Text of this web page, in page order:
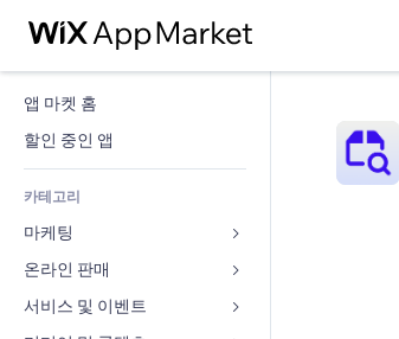
앱 마켓 홈
할인 중인 앱
카테고리
마케팅
광고
모바일
사이트 통계
온라인 판매
쇼핑몰 관련 앱
서비스 및 이벤트